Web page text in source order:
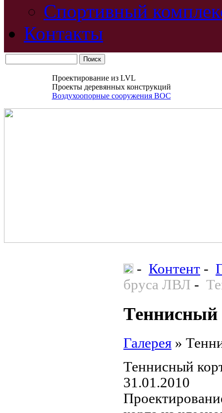
Спортивный
Контакты
Проектирование из LVL
Проекты деревянных конструкций
Воздухоопорные сооружения ВОС
- Контент -
бруса ЛВЛ -
Теннисный
Галерея »
Теннисный
31.01.2010